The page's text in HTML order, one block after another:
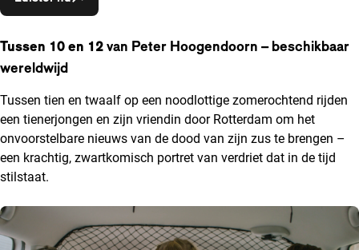
Tussen 10 en 12van Peter Hoogendoorn – beschikbaar
wereldwijd
Tussen tien en twaalf op een noodlottige zomerochtend rijden
een tienerjongen en zijn vriendin door Rotterdam om het
onvoorstelbare nieuws van de dood van zijn zus te brengen –
een krachtig, zwartkomisch portret van verdriet dat in de tijd
stilstaat.